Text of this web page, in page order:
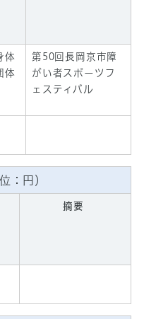
体
体
第50回長岡京市障
がい者スポーツフ
ェスティバル
：円）
摘要